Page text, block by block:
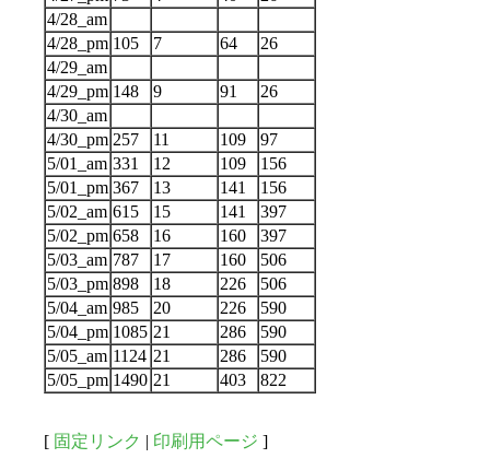
4/28_am
4/28_pm 105 7 64
26
4/29_am
4/29_pm 148 9 91
26
4/30_am
4/30_pm 257 11 109
97
5/01_am 331 12 109
156
5/01_pm 367 13 141
156
5/02_am 615 15 141
397
5/02_pm 658 16 160
397
5/03_am 787 17 160
506
5/03_pm 898 18 226
506
5/04_am 985 20 226
590
5/04_pm 1085 21 286
590
5/05_am 1124 21 286
590
5/05_pm 1490 21 403 822
[ 固定リンク | 印刷用ページ ]